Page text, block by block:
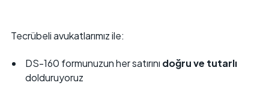
Tecrübeli avukatlarımız ile:
DS-160 formunuzun her satırını doğru ve tutarlı
dolduruyoruz